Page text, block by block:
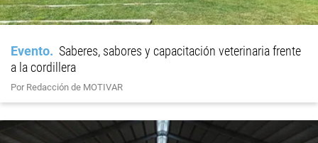
Evento
Saberes, sabores y capacitación veterinaria frente
a la cordillera
Por Redacción de MOTIVAR